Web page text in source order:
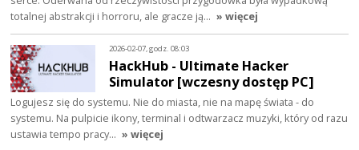
totalnej abstrakcji i horroru, ale gracze ją… » więcej
2026-02-07, godz. 08:03
HackHub - Ultimate Hacker
Simulator [wczesny dostęp PC]
Logujesz się do systemu. Nie do miasta, nie na mapę świata - do
systemu. Na pulpicie ikony, terminal i odtwarzacz muzyki, który od razu
ustawia tempo pracy… » więcej